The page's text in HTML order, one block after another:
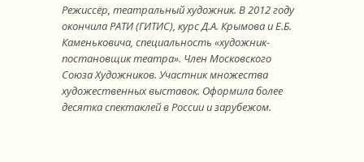
Режиссёр, театральный художник. В 2012 году
окончила РАТИ (ГИТИС), курс Д.А. Крымова и Е.Б.
Каменьковича, специальность «художник-
постановщик театра». Член Московского
Союза Художников. Участник множества
художественных выставок. Оформила более
десятка спектаклей в России и зарубежом.